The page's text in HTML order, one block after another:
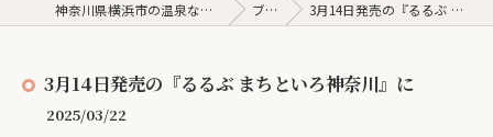
神奈川県横浜市の温泉なら横浜天然温泉くさつ ブログ 3月14日発売の『るるぶ まちといろ神奈川』に
3月14日発売の『るるぶ まちといろ神奈川』に
2025/03/22